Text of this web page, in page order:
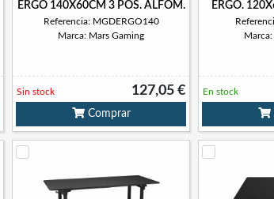
ERGO 140X60CM 3 POS. ALFOM.
Referencia: MGDERGO140
Marca: Mars Gaming
127,05 €
Sin stock
Comprar
ERGO.
En stock